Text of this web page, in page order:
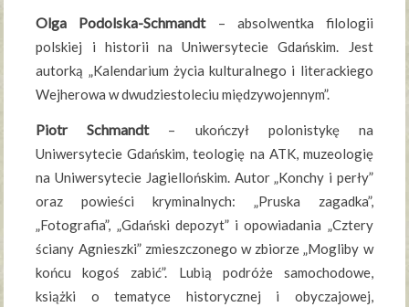
Olga Podolska-Schmandt
– absolwentka filologii
polskiej i historii na Uniwersytecie Gdańskim. Jest
autorką „Kalendarium życia kulturalnego i literackiego
Wejherowa w dwudziestoleciu międzywojennym”.
Piotr Schmandt– ukończył polonistykę na
Uniwersytecie Gdańskim, teologię na ATK, muzeologię
na Uniwersytecie Jagiellońskim. Autor „Konchy i perły”
oraz powieści kryminalnych: „Pruska zagadka”,
„Fotografia”, „Gdański depozyt” i opowiadania „Cztery
ściany Agnieszki” zmieszczonego w zbiorze „Mogliby w
końcu kogoś zabić”. Lubią podróże samochodowe,
książki o tematyce historycznej i obyczajowej,